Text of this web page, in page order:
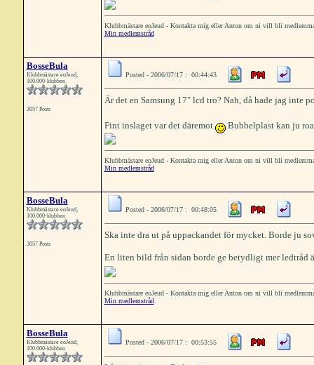
Klubbmästare eoJeud - Kontakta mig eller Anton om ni vill bli
Min medlemstråd
BosseBula
Klubbmästare eoJeud,
100.000-klubben
3057 Posts
Posted - 2006/07/17 : 00:44:43
Är det en Samsung 17" lcd tro? Nah, då hade jag inte
Fint inslaget var det däremot. Bubbelplast kan ju roa
Klubbmästare eoJeud - Kontakta mig eller Anton om ni vill bli
Min medlemstråd
BosseBula
Klubbmästare eoJeud,
100.000-klubben
3057 Posts
Posted - 2006/07/17 : 00:48:05
Ska inte dra ut på uppackandet för mycket. Borde ju
En liten bild från sidan borde ge betydligt mer ledtråd
Klubbmästare eoJeud - Kontakta mig eller Anton om ni vill bli
Min medlemstråd
BosseBula
Klubbmästare eoJeud,
100.000-klubben
Posted - 2006/07/17 : 00:53:55